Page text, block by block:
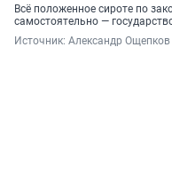
Всё положенное сироте по
самостоятельно —
Источник: Александр Ощепков